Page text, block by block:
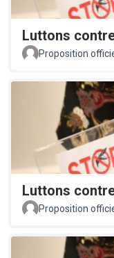
Luttons
Proposition
Luttons
Proposition